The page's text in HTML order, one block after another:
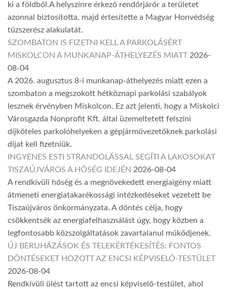
ki a földből.A helyszínre érkező rendőrjárőr a területet
azonnal biztosította, majd értesítette a Magyar Honvédség
tűzszerész alakulatát.
SZOMBATON IS FIZETNI KELL A PARKOLÁSÉRT
MISKOLCON A MUNKANAP-ÁTHELYEZÉS MIATT 2026-
08-04
A 2026. augusztus 8-i munkanap-áthelyezés miatt ezen a
szombaton a megszokott hétköznapi parkolási szabályok
lesznek érvényben Miskolcon. Ez azt jelenti, hogy a Miskolci
Városgazda Nonprofit Kft. által üzemeltetett felszíni
díjköteles parkolóhelyeken a gépjárművezetőknek parkolási
díjat kell fizetniük.
INGYENES ESTI STRANDOLÁSSAL SEGÍTI A LAKOSOKAT
TISZAÚJVÁROS A HŐSÉG IDEJÉN 2026-08-04
A rendkívüli hőség és a megnövekedett energiaigény miatt
átmeneti energiatakarékossági intézkedéseket vezetett be
Tiszaújváros önkormányzata. A döntés célja, hogy
csökkentsék az energiafelhasználást úgy, hogy közben a
legfontosabb közszolgáltatások zavartalanul működjenek.
ÚJ BERUHÁZÁSOK ÉS TELEKÉRTÉKESÍTÉS: FONTOS
DÖNTÉSEKET HOZOTT AZ ENCSI KÉPVISELŐ-TESTÜLET
2026-08-04
Rendkívüli ülést tartott az encsi képviselő-testület, ahol